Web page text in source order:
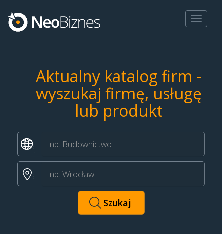
Toggle
Aktualny katalog firm -
wyszukaj firmę, usługę
lub produkt